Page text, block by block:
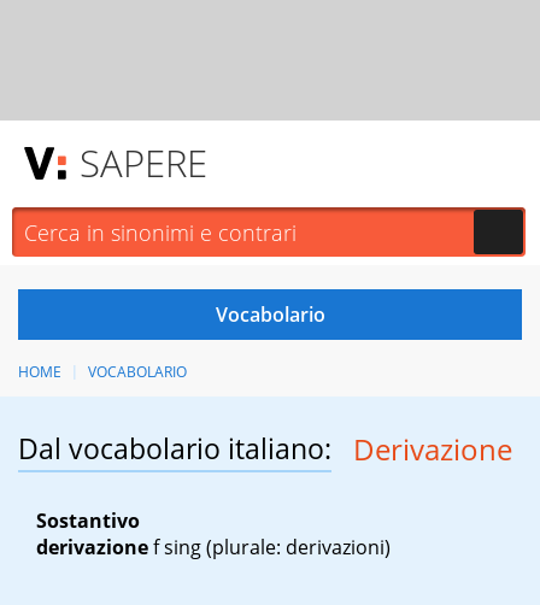
SAPERE
HOME VOCABOLARIO
Dal vocabolario italiano: Derivazione
Sostantivo
derivazionef sing(plurale: derivazioni)